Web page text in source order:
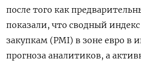
после того как
показали, что сводный
закупкам (PMI) в зоне евро в
прогноза аналитиков, а